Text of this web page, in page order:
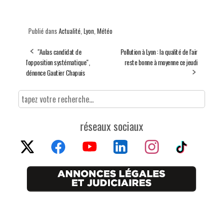
Publié dans Actualité Lyon Météo
"Aulas candidat de
l'opposition systématique",
dénonce Gautier Chapuis
Pollution à Lyon : la qualité de l'air
reste bonne à moyenne ce jeudi
réseaux sociaux